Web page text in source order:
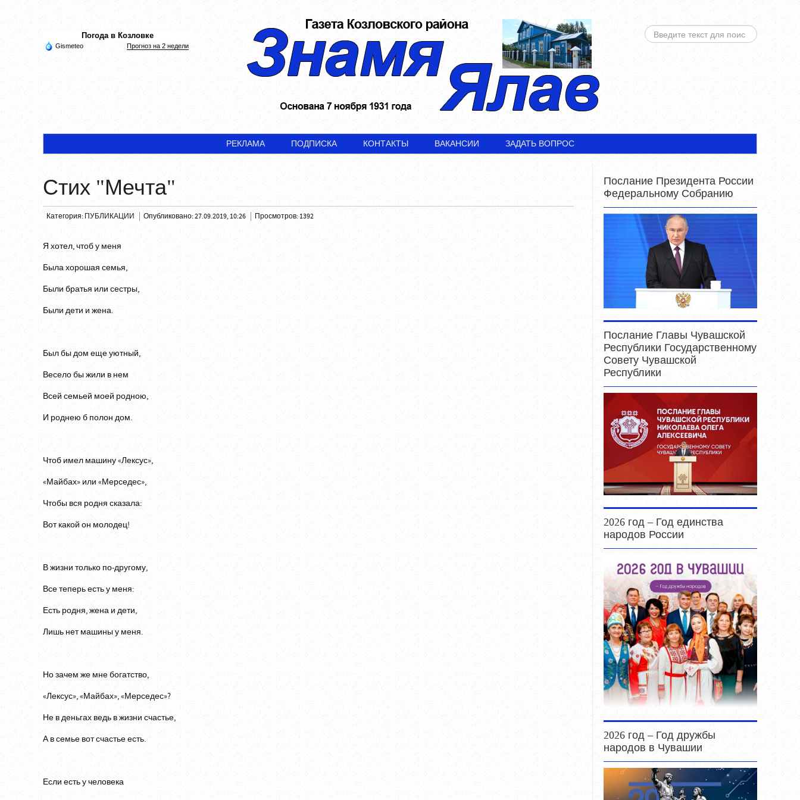
Погода в Козловке
Gismeteo Прогноз на 2 недели
ИСКАТЬ...
РЕКЛАМА ПОДПИСКА КОНТАКТЫ ВАКАНСИИ ЗАДАТЬ ВОПРОС
Стих "Мечта"
Категория: ПУБЛИКАЦИИ Опубликовано: 27.09.2019, 10:26 Просмотров: 1392
Я хотел, чтоб у меня
Была хорошая семья,
Были братья или сестры,
Были дети и жена.
Был бы дом еще уютный,
Весело бы жили в нем
Всей семьей моей родною,
И роднею б полон дом.
Чтоб имел машину «Лексус»,
«Майбах» или «Мерседес»,
Чтобы вся родня сказала:
Вот какой он молодец!
В жизни только по-другому,
Все теперь есть у меня:
Есть родня, жена и дети,
Лишь нет машины у меня.
Но зачем же мне богатство,
«Лексус», «Майбах», «Мерседес»?
Не в деньгах ведь в жизни счастье,
А в семье вот счастье есть.
Если есть у человека
Послание Президента России
Федеральному Собранию
Послание Главы Чувашской
Республики Государственному
Совету Чувашской
Республики
2026 год – Год единства
народов России
2026 год – Год дружбы
народов в Чувашии